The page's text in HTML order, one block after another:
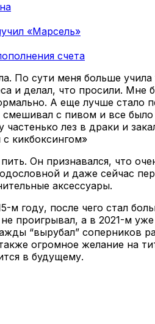
«Марсель»
счета
По сути меня больше
и делал, что просили.
А еще лучше стало
с пивом и все
лез в драки и
кикбоксингом»
Он признавался, что
и даже сейчас
аксессуары.
году, после чего стал
проигрывал, а в 2021-м
“вырубал” соперников
огромное желание на
в будущему.